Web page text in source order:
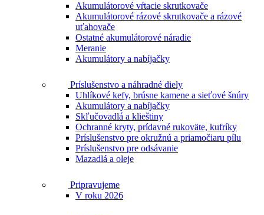
Akumulátorové vŕtacie skrutkovače
Akumulátorové rázové skrutkovače a rázové
uťahovače
Ostatné akumulátorové náradie
Meranie
Akumulátory a nabíjačky
Príslušenstvo a náhradné diely
Uhlíkové kefy, brúsne kamene a sieťové šnúry
Akumulátory a nabíjačky
Skľučovadlá a klieštiny
Ochranné kryty, prídavné rukoväte, kufríky
Príslušenstvo pre okružnú a priamočiaru pílu
Príslušenstvo pre odsávanie
Mazadlá a oleje
Pripravujeme
V roku 2026